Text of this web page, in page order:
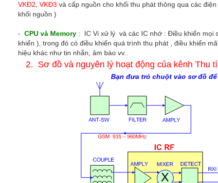
VKĐ2, VKĐ3 và cấp nguồn cho khối thu phát thông qua các
khối nguồn )
- CPU và Memory : IC Vi xử lý và các IC nhớ : Điều khiển mọi
khiển ), trong đó có điều khiển quá trình thu phát , điều khiển
hiệu khác như tin nhắn, âm báo vv..
2. Sơ đồ và nguyên lý hoạt động của kênh Thu
Bạn đưa trỏ chuột vào sơ đồ